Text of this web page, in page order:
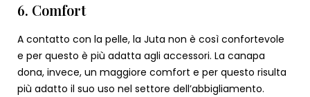
6. Comfort
A contatto con la pelle, la Juta non è così confortevole
e per questo è più adatta agli accessori. La canapa
dona, invece, un maggiore comfort e per questo risulta
più adatto il suo uso nel settore dell’abbigliamento.